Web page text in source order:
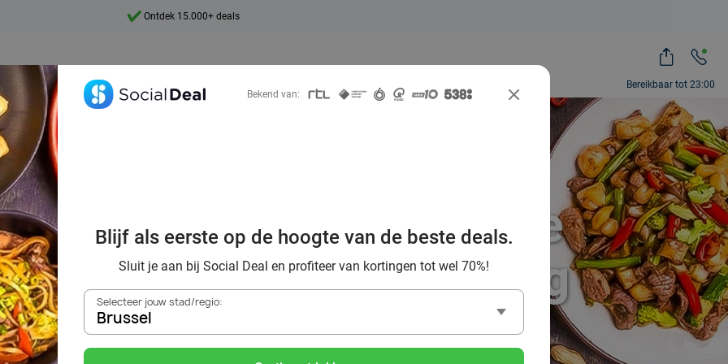
Bereikbaar tot 23:00
Ontdek 15.000+ deals
de beste Chinese
in Brussel en omgeving
Bekend van:
Blijf als eerste op de hoogte van de beste deals.
Sluit je aan bij Social Deal en profiteer van kortingen tot wel 70%!
Selecteer jouw stad/regio:
Brussel